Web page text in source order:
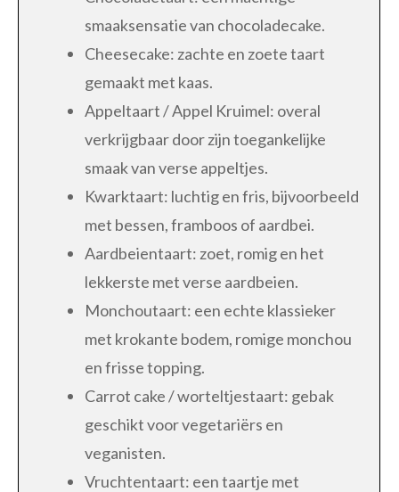
smaaksensatie van chocoladecake.
Cheesecake: zachte en zoete taart
gemaakt met kaas.
Appeltaart / Appel Kruimel: overal
verkrijgbaar door zijn toegankelijke
smaak van verse appeltjes.
Kwarktaart: luchtig en fris, bijvoorbeeld
met bessen, framboos of aardbei.
Aardbeientaart: zoet, romig en het
lekkerste met verse aardbeien.
Monchoutaart: een echte klassieker
met krokante bodem, romige monchou
en frisse topping.
Carrot cake / worteltjestaart: gebak
geschikt voor vegetariërs en
veganisten.
Vruchtentaart: een taartje met